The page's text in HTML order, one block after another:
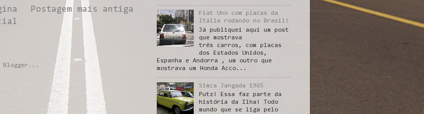
Postagem mais antiga
Fiat Uno com placas da
Itália rodando no Brasil!
Já publiquei aqui um post
que mostrava
três carros, com placas
dos Estados Unidos,
Espanha e Andorra , um outro que
mostrava um Honda Acco...
Simca Jangada 1965
Putz! Essa faz parte da
história da Ilha! Todo
mundo que se liga pelo